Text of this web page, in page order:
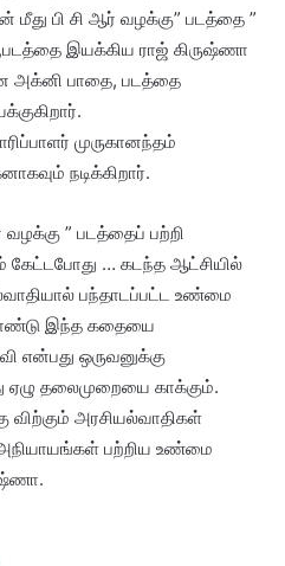
பி சி ஆர் வழக்கு” படத்தை ”
,படத்தை இயக்கிய ராஜ் கிருஷ்ணா
அக்னி பாதை, படத்தை
முருகானந்தம்
நடிக்கிறார்.
” படத்தைப் பற்றி
கேட்டபோது … கடந்த ஆட்சியில்
பந்தாடப்பட்ட உண்மை
இந்த கதையை
என்பது ஒருவனுக்கு
ஏழு தலைமுறையை காக்கும்.
அரசியல்வாதிகள்
பற்றிய உண்மை